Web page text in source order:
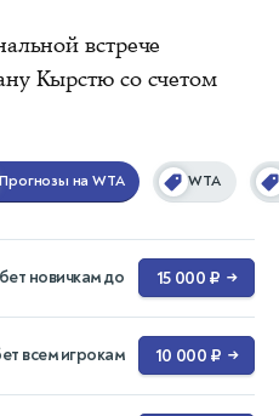
встрече
Кырстю со счетом
Прогнозы на WTA WTA
новичкам до 15 000 ₽ →
всем игрокам 10 000 ₽ →